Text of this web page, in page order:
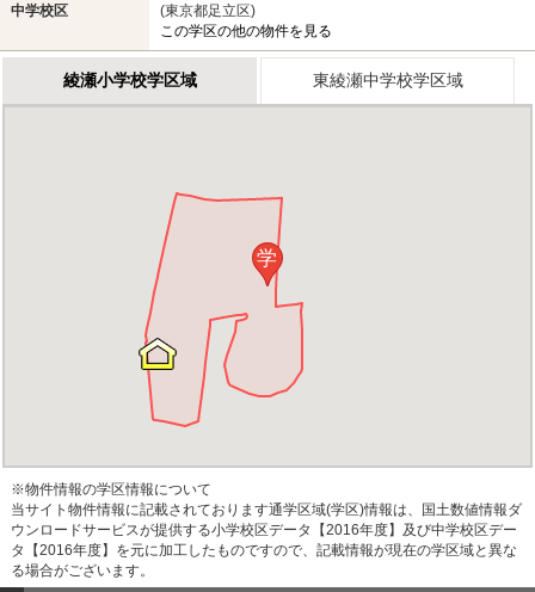
中学校区
(東京都足立区)
この学区の他の物件を見る
綾瀬小学校学区域 東綾瀬中学校学区域
学
※物件情報の学区情報について
当サイト物件情報に記載されております通学区域(学区)情報は、国土数値情報ダ
ウンロードサービスが提供する小学校区データ【2016年度】及び中学校区デー
タ【2016年度】を元に加工したものですので、記載情報が現在の学区域と異な
る場合がございます。